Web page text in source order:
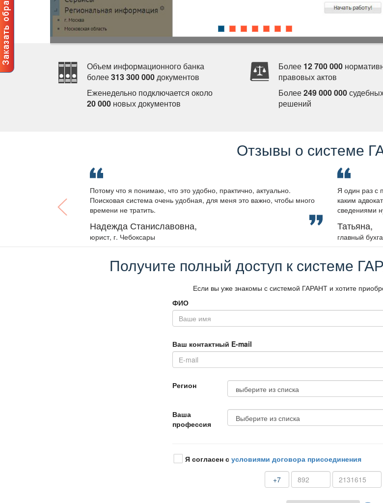
Объем информационного банка
олее313 300 000документо
Еженедельно подключается около
20 000 новых документо
Более 12 700 000
правовых акто
Более249 000 000
решений
Отзывы о системе
Потому что я понимаю, что это удобно, практично, актуально.
Поисковая система очень удобная, для меня это важно, чтобы много
ремени не тратить.
Надежда Станиславовна,
юрист, г. Чебоксары
Я один раз с
каким
сведениями
Татьяна,
лавный
Получите полный доступ к системе
Если вы уже знакомы с системой ГАРАНТ и хотите
ФИО
аш контактный E-mail
Регион
аша
профессия
Я согласен с условиями договора присоединения
+7